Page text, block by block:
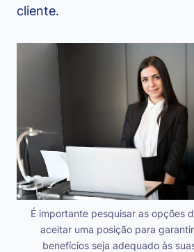
cliente.
É importante pesquisar as opções
aceitar uma posição para
benefícios seja adequado às